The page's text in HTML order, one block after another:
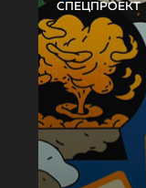
СПЕЦПРОЕКТ